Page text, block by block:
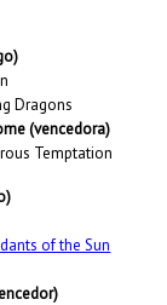
Dragons
(vencedora)
Temptation
of the Sun